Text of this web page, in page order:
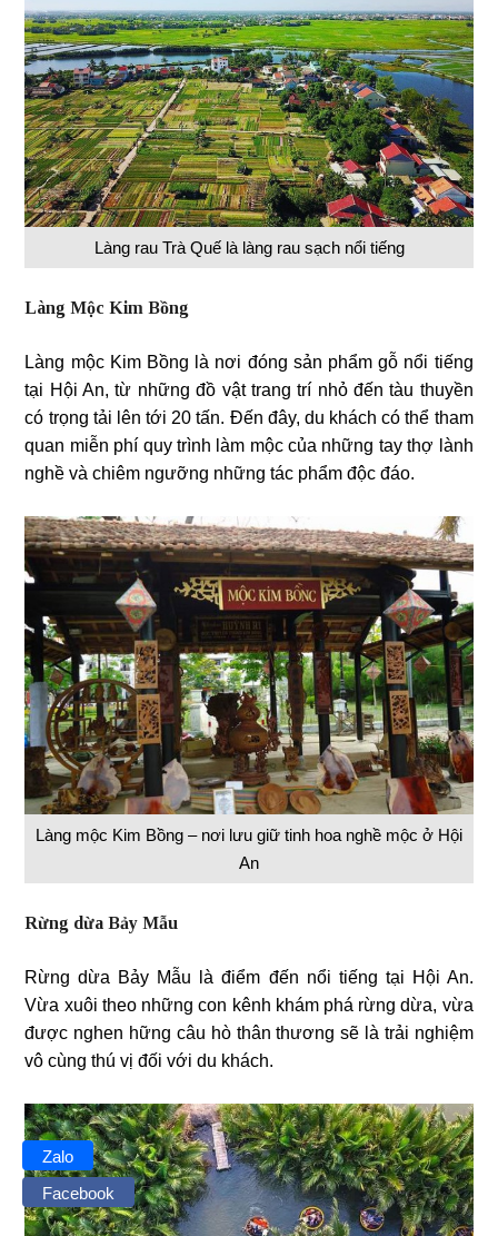
Làng rau Trà Quế là làng rau sạch nổi tiếng
Làng Mộc Kim Bồng
Làng mộc Kim Bồng là nơi đóng sản phẩm gỗ nổi tiếng
tại Hội An, từ những đồ vật trang trí nhỏ đến tàu thuyền
có trọng tải lên tới 20 tấn. Đến đây, du khách có thể tham
quan miễn phí quy trình làm mộc của những tay thợ lành
nghề và chiêm ngưỡng những tác phẩm độc đáo.
Làng mộc Kim Bồng – nơi lưu giữ tinh hoa nghề mộc ở Hội
An
Rừng dừa Bảy Mẫu
Rừng dừa Bảy Mẫu là điểm đến nổi tiếng tại Hội An.
Vừa xuôi theo những con kênh khám phá rừng dừa, vừa
được nghen hững câu hò thân thương sẽ là trải nghiệm
vô cùng thú vị đối với du khách.
Zalo
Facebook